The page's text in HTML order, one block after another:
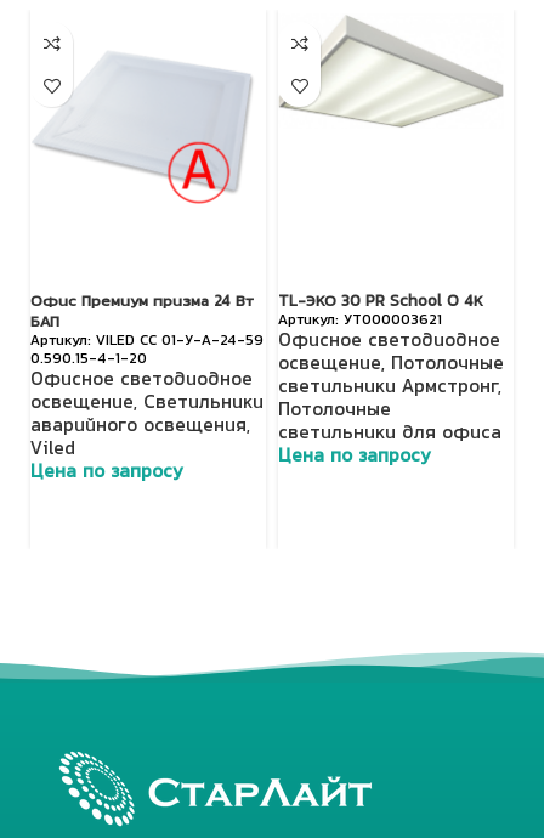
Офис Премиум призма 24 Вт
БАП
VILED СС 01-У-А-24-59
0.590.15-4-1-20
Офисное светодиодное
освещение, Светильники
аварийного освещения,
Viled
Цена по запросу
TL-ЭКО 30 PR School O 4К
УТ000003621
Офисное светодиодное
освещение, Потолочные
светильники Армстронг,
Потолочные
светильники для офиса
Цена по запросу